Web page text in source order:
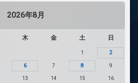
2026年8月
木 金 土 日
1 2
6 7 8 9
13 14 15 16